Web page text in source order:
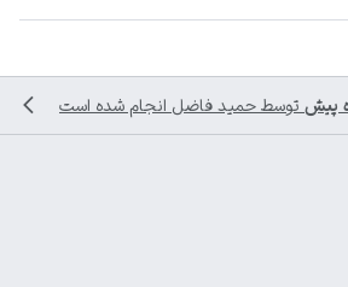
توسط حمید فاضل انجام شده است